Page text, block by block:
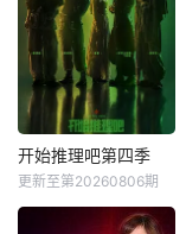
开始推理吧第四季
更新至第20260806期